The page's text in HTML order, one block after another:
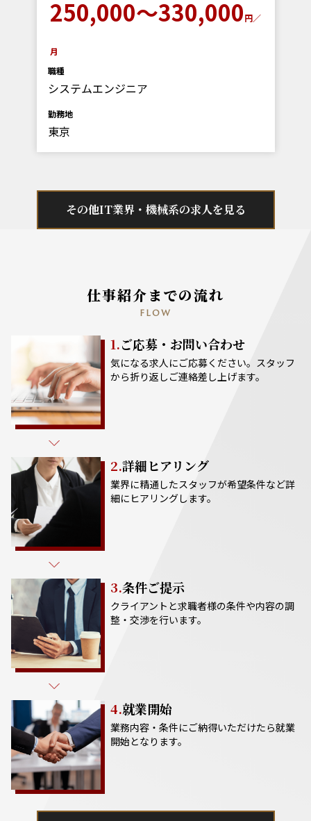
250,000～330,000円／
月
職種
システムエンジニア
勤務地
東京
その他IT業界・機械系の求人を見る
仕事紹介までの流れ
FLOW
1.ご応募・お問い合わせ
気になる求人にご応募ください。スタッフ
から折り返しご連絡差し上げます。
2.詳細ヒアリング
業界に精通したスタッフが希望条件など詳
細にヒアリングします。
3.条件ご提示
クライアントと求職者様の条件や内容の調
整・交渉を行います。
4.就業開始
業務内容・条件にご納得いただけたら就業
開始となります。